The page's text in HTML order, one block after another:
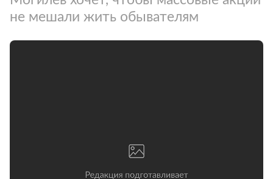
не мешали жить обывателям